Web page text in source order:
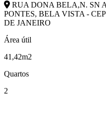
RUA DONA BELA,N. SN
PONTES, BELA VISTA -
DE JANEIRO
Área útil
41,42m2
Quartos
2